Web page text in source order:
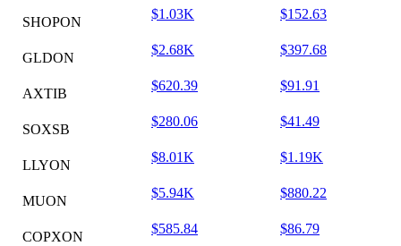
SHOPON
$1.03K $152.63
GLDON
$2.68K $397.68
AXTIB
$620.39 $91.91
SOXSB
$280.06 $41.49
LLYON
$8.01K $1.19K
MUON
$5.94K $880.22
COPXON
$585.84 $86.79